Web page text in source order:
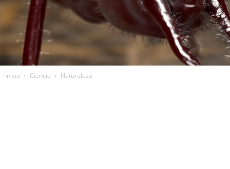
Inicio Ciencia Naturaleza